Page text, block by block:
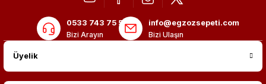
0533 743 75 56
Bizi Arayın
info@egzozsepeti.com
Bizi Ulaşın
Üyelik